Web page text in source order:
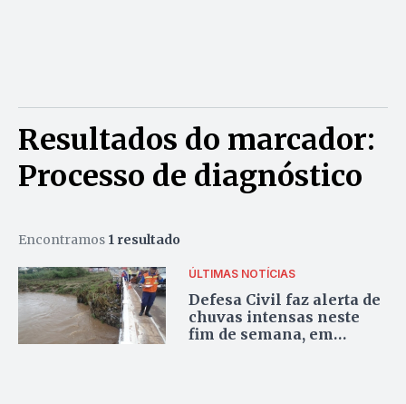
Resultados do marcador:
Processo de diagnóstico
Encontramos 1 resultado
ÚLTIMAS NOTÍCIAS
Defesa Civil faz alerta de
chuvas intensas neste
fim de semana, em